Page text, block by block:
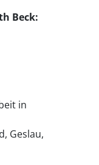
Beck:
in
Geslau,